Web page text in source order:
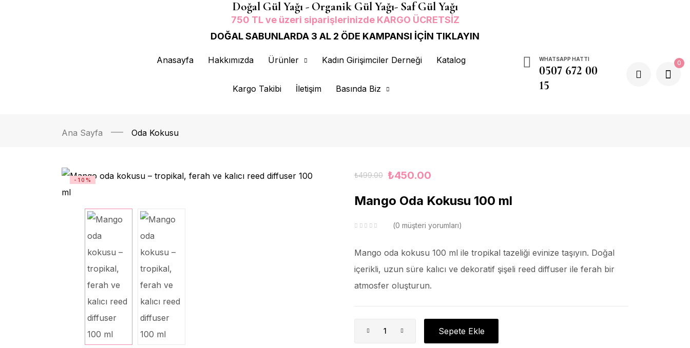
Doğal Gül Yağı - Organik Gül Yağı- Saf Gül Yağı
750 TL ve üzeri siparişlerinizde KARGO ÜCRETSİZ
DOĞAL SABUNLARDA 3 AL 2 ÖDE KAMPANSI İÇİN TIKLAYIN
Anasayfa Hakkımızda Ürünler Kadın Girişimciler Derneği Katalog
Kargo Takibi İletişim Basında Biz
WHATSAPP HATTI
0507 672 00
15
0
Ana Sayfa Oda Kokusu
-10%
₺499.00 ₺450.00
Mango Oda Kokusu 100 ml
0 müşteri yorumları
Mango oda kokusu 100 ml ile tropikal tazeliği evinize taşıyın. Doğal
içerikli, uzun süre kalıcı ve dekoratif şişeli reed diffuser ile ferah bir
atmosfer oluşturun.
Sepete Ekle